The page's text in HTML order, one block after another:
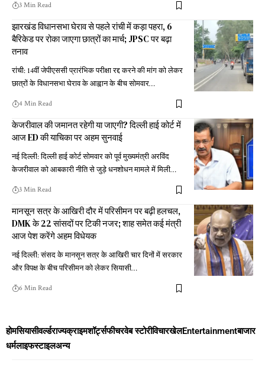
3 Min Read
झारखंड विधानसभा घेराव से पहले रांची में कड़ा पहरा, 6
बैरिकेड पर रोका जाएगा छात्रों का मार्च; JPSC पर बढ़ा
तनाव
रांची: 14वीं जेपीएससी प्रारंभिक परीक्षा रद्द करने की मांग को लेकर
छात्रों के विधानसभा घेराव के आह्वान के बीच सोमवार…
4 Min Read
केजरीवाल की जमानत रहेगी या जाएगी? दिल्ली हाई कोर्ट में
आज ED की याचिका पर अहम सुनवाई
नई दिल्ली: दिल्ली हाई कोर्ट सोमवार को पूर्व मुख्यमंत्री अरविंद
केजरीवाल को आबकारी नीति से जुड़े धनशोधन मामले में मिली…
3 Min Read
मानसून सत्र के आखिरी दौर में परिसीमन पर बढ़ी हलचल,
DMK के 22 सांसदों पर टिकी नजर; शाह समेत कई मंत्री
आज पेश करेंगे अहम विधेयक
नई दिल्ली: संसद के मानसून सत्र के आखिरी चार दिनों में सरकार
और विपक्ष के बीच परिसीमन को लेकर सियासी…
6 Min Read
होमसियासीवर्ल्डराज्यक्राइमशॉर्ट्सफीचरवेब स्टोरीविचारखेलEntertainmentबाजार
धर्मलाइफस्टाइलअन्य